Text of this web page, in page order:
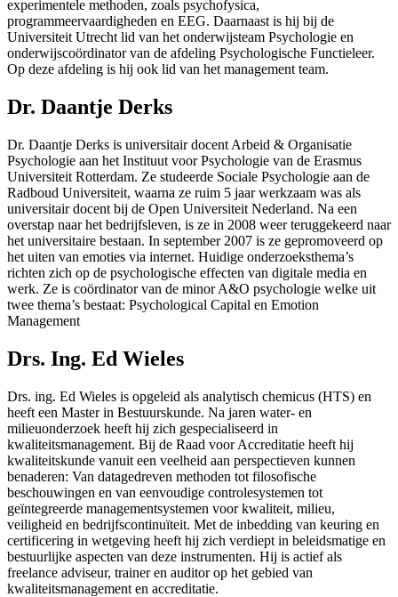
experimentele methoden, zoals psychofysica,
programmeervaardigheden en EEG. Daarnaast is hij bij de
Universiteit Utrecht lid van het onderwijsteam Psychologie en
onderwijscoördinator van de afdeling Psychologische Functieleer.
Op deze afdeling is hij ook lid van het management team.
Dr. Daantje Derks
Dr. Daantje Derks is universitair docent Arbeid & Organisatie
Psychologie aan het Instituut voor Psychologie van de Erasmus
Universiteit Rotterdam. Ze studeerde Sociale Psychologie aan de
Radboud Universiteit, waarna ze ruim 5 jaar werkzaam was als
universitair docent bij de Open Universiteit Nederland. Na een
overstap naar het bedrijfsleven, is ze in 2008 weer teruggekeerd naar
het universitaire bestaan. In september 2007 is ze gepromoveerd op
het uiten van emoties via internet. Huidige onderzoeksthema’s
richten zich op de psychologische effecten van digitale media en
werk. Ze is coördinator van de minor A&O psychologie welke uit
twee thema’s bestaat: Psychological Capital en Emotion
Management
Drs. Ing. Ed Wieles
Drs. ing. Ed Wieles is opgeleid als analytisch chemicus (HTS) en
heeft een Master in Bestuurskunde. Na jaren water- en
milieuonderzoek heeft hij zich gespecialiseerd in
kwaliteitsmanagement. Bij de Raad voor Accreditatie heeft hij
kwaliteitskunde vanuit een veelheid aan perspectieven kunnen
benaderen: Van datagedreven methoden tot filosofische
beschouwingen en van eenvoudige controlesystemen tot
geïntegreerde managementsystemen voor kwaliteit, milieu,
veiligheid en bedrijfscontinuïteit. Met de inbedding van keuring en
certificering in wetgeving heeft hij zich verdiept in beleidsmatige en
bestuurlijke aspecten van deze instrumenten. Hij is actief als
freelance adviseur, trainer en auditor op het gebied van
kwaliteitsmanagement en accreditatie.